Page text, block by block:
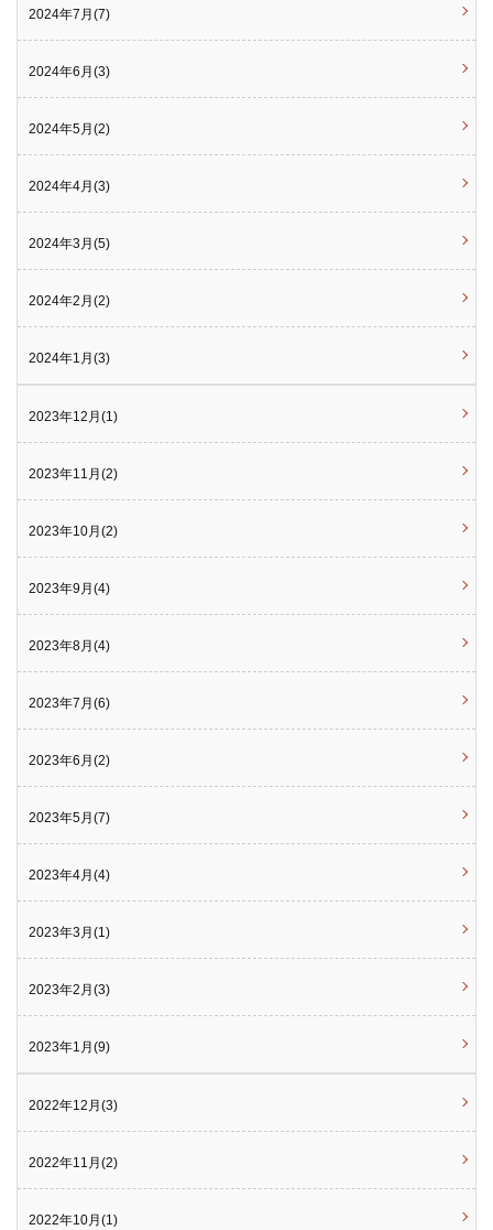
2024年7月(7)
2024年6月(3)
2024年5月(2)
2024年4月(3)
2024年3月(5)
2024年2月(2)
2024年1月(3)
2023年12月(1)
2023年11月(2)
2023年10月(2)
2023年9月(4)
2023年8月(4)
2023年7月(6)
2023年6月(2)
2023年5月(7)
2023年4月(4)
2023年3月(1)
2023年2月(3)
2023年1月(9)
2022年12月(3)
2022年11月(2)
2022年10月(1)